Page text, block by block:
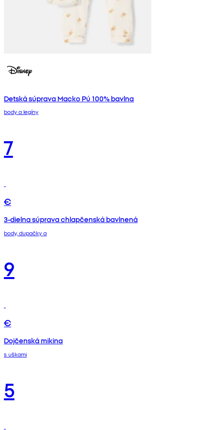
Detská súprava Macko Pú 100% bavlna
body a legíny
7
€
3-dielna súprava chlapčenská bavlnená
body, dupačky a
9
€
Dojčenská mikina
s uškami
5